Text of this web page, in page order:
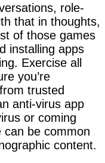
role-
that in thoughts,
of those games
installing apps
Exercise all
you’re
trusted
anti-virus app
or coming
can be common
content.